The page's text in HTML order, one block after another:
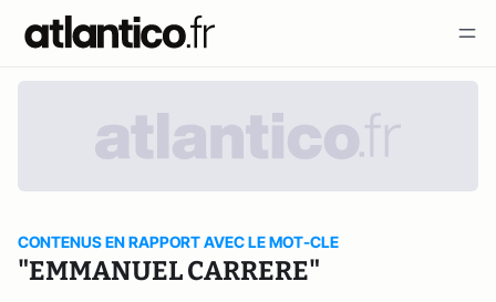
CONTENUS EN RAPPORT AVEC LE MOT-CLE
"EMMANUEL CARRERE"